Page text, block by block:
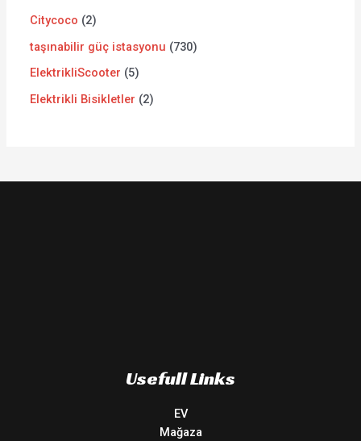
Citycoco
2
taşınabilir güç istasyonu
730
ElektrikliScooter
5
Elektrikli Bisikletler
2
Usefull Links
EV
Mağaza